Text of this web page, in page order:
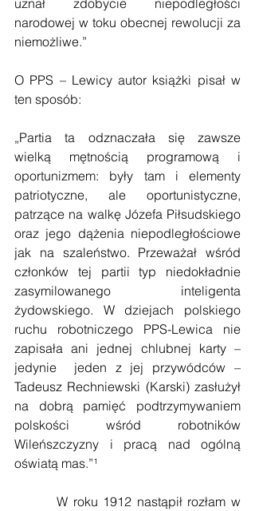
narodowej w toku obecnej rewolucji za
niemożliwe.”
O PPS – Lewicy autor książki pisał w
ten sposób:
„Partia ta odznaczała się zawsze
wielką mętnością programową i
oportunizmem: były tam i elementy
patriotyczne, ale oportunistyczne,
patrzące na walkę Józefa Piłsudskiego
oraz jego dążenia niepodległościowe
jak na szaleństwo. Przeważał wśród
członków tej partii typ niedokładnie
zasymilowanego inteligenta
żydowskiego. W dziejach polskiego
ruchu robotniczego PPS-Lewica nie
zapisała ani jednej chlubnej karty –
jedynie  jeden z jej przywódców –
Tadeusz Rechniewski (Karski) zasłużył
na dobrą pamięć podtrzymywaniem
polskości wśród robotników
Wileńszczyzny i pracą nad ogólną
oświatą mas.”¹